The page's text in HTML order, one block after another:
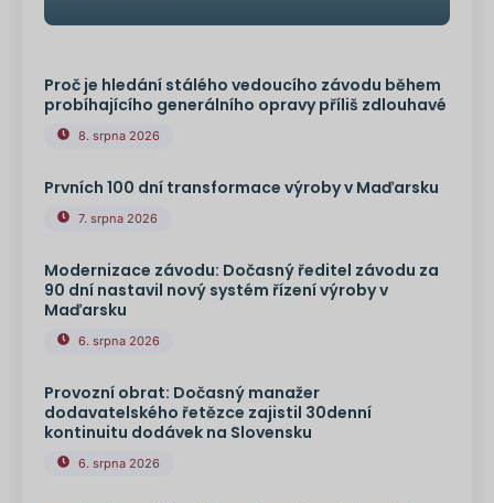
Proč je hledání stálého vedoucího závodu během
probíhajícího generálního opravy příliš zdlouhavé
8. srpna 2026
Prvních 100 dní transformace výroby v Maďarsku
7. srpna 2026
Modernizace závodu: Dočasný ředitel závodu za
90 dní nastavil nový systém řízení výroby v
Maďarsku
6. srpna 2026
Provozní obrat: Dočasný manažer
dodavatelského řetězce zajistil 30denní
kontinuitu dodávek na Slovensku
6. srpna 2026